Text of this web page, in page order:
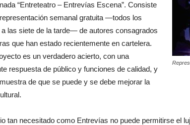
“Entreteatro – Entrevías Escena”. Consiste
semanal gratuita —todos los
las siete de la tarde— de autores consagrados
que han estado recientemente en cartelera.
es un verdadero acierto, con una
respuesta de público y funciones de calidad, y
de que se puede y se debe mejorar la
tan necesitado como Entrevías no puede permitirse el